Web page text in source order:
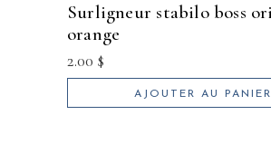
surligneur stabilo boss original
orange
2.00 $
AJOUTER AU PANIER